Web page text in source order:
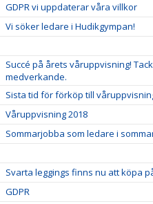
GDPR vi uppdaterar våra villkor
Vi söker ledare i Hudikgympan!
Succé på årets våruppvisning!
medverkande.
Sista tid för förköp till
Våruppvisning 2018
Sommarjobba som ledare i
Svarta leggings finns nu att köpa
GDPR